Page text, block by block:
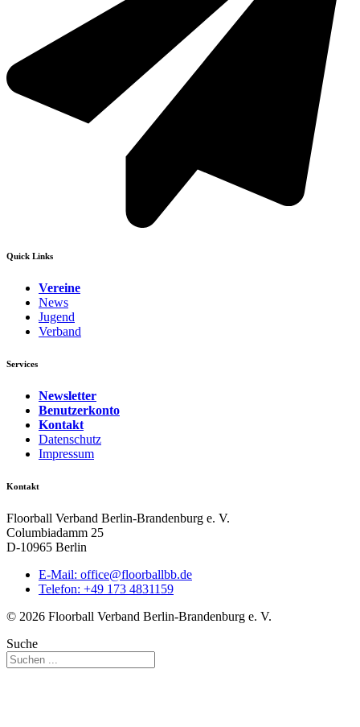
Quick Links
Vereine
News
Jugend
Verband
Services
Newsletter
Benutzerkonto
Kontakt
Datenschutz
Impressum
Kontakt
Floorball Verband Berlin-Brandenburg e. V.
Columbiadamm 25
D-10965 Berlin
E-Mail: ed.bbllabroolf@eciffo
Telefon: +49 173 4831159
© 2026 Floorball Verband Berlin-Brandenburg e. V.
Suche